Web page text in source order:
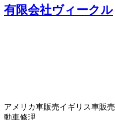
有限会社ヴィークル
アメリカ車販売イギリス車販売
動車修理